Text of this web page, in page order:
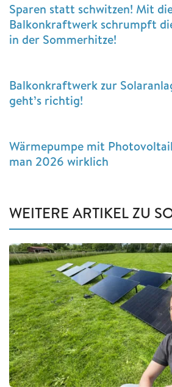
Sparen statt schwitzen! Mit
Balkonkraftwerk schrumpft
in der Sommerhitze!
Balkonkraftwerk zur
geht’s richtig!
Wärmepumpe mit
man 2026 wirklich
WEITERE ARTIKEL ZU